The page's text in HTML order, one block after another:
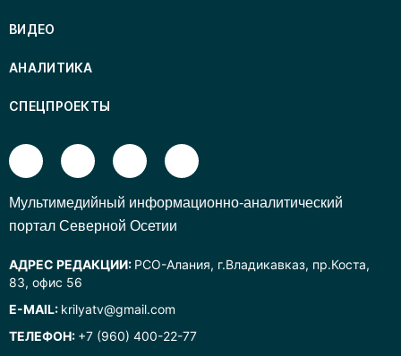
ВИДЕО
АНАЛИТИКА
СПЕЦПРОЕКТЫ
Mультимедийный информационно-аналитический
портал Северной Осетии
АДРЕС РЕДАКЦИИ: РСО-Алания, г.Владикавказ, пр.Коста,
83, офис 56
E-MAIL: krilyatv@gmail.com
ТЕЛЕФОН: +7 (960) 400-22-77